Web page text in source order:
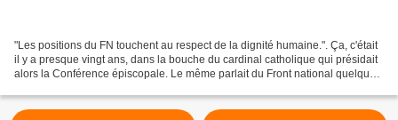
"Les positions du FN touchent au respect de la dignité humaine.". Ça, c'était
il y a presque vingt ans, dans la bouche du cardinal catholique qui présidait
alors la Conférence épiscopale. Le même parlait du Front national quelques